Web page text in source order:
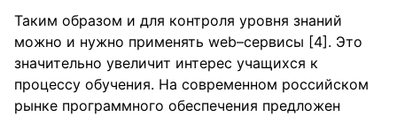
Таким образом и для контроля уровня знаний
можно и нужно применять web–сервисы [4]. Это
значительно увеличит интерес учащихся к
процессу обучения. На современном российском
рынке программного обеспечения предложен